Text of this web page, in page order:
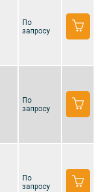
По
запросу
По
запросу
По
запросу